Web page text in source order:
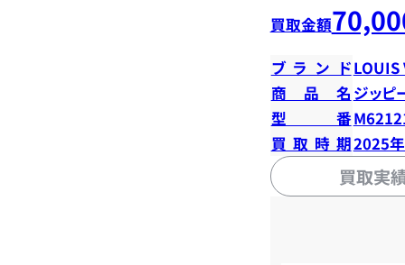
買取金額
ブランドLOUIS
商品名 ジッピ
型番
買取時期2025
買取実